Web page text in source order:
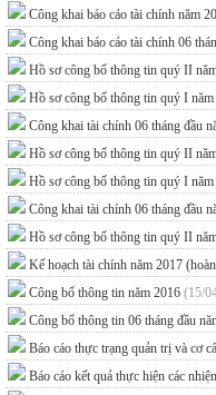
Công khai báo cáo tài chính năm
Công khai báo cáo tài chính 06
Hồ sơ công bố thông tin quý II
Hồ sơ công bố thông tin quý I
Công khai tài chính 06 tháng đầu
Hồ sơ công bố thông tin quý II
Hồ sơ công bố thông tin quý I
Công khai tài chính 06 tháng đầu
Hồ sơ công bố thông tin quý II
Kế hoạch tài chính năm 2017
Công bố thông tin năm 2016 (15/
Công bố thông tin 06 tháng đầu
Báo cáo thực trạng quản trị và cơ
Báo cáo kết quả thực hiện các